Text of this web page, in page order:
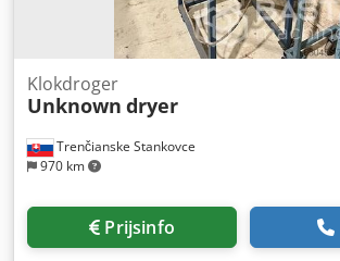
Trenčianske Stankovce
970 km
Klokdroger
Unknown dryer
Prijsinfo